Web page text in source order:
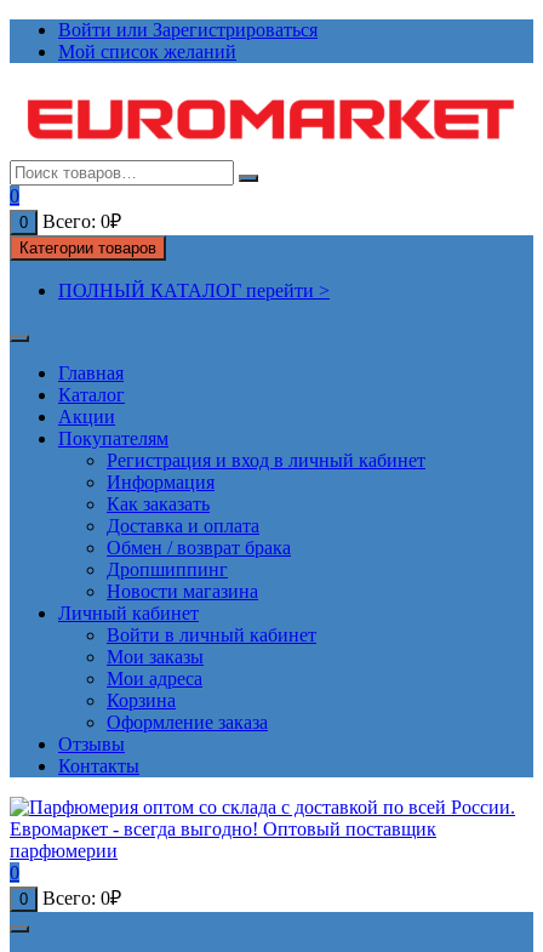
ПерейтиВойти или Зарегистрироваться
Мой список желаний
0
0 Всего: 0₽
Категории товаров
ПОЛНЫЙ КАТАЛОГ перейти >
Главная
Каталог
Акции
Покупателям
Регистрация и вход в личный кабинет
Информация
Как заказать
Доставка и оплата
Обмен / возврат брака
Дропшиппинг
Новости магазина
Личный кабинет
Войти в личный кабинет
Мои заказы
Мои адреса
Корзина
Оформление заказа
Отзывы
Контакты
0
0 Всего: 0₽